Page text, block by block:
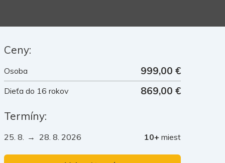
Ceny:
Osoba 999,00 €
Dieťa do 16 rokov 869,00 €
Termíny:
25. 8. → 28. 8. 2026 10+ miest